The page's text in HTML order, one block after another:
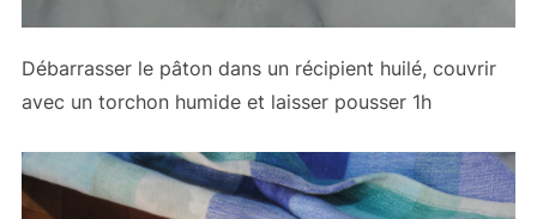
Débarrasser le pâton dans un récipient huilé, couvrir
avec un torchon humide et laisser pousser 1h